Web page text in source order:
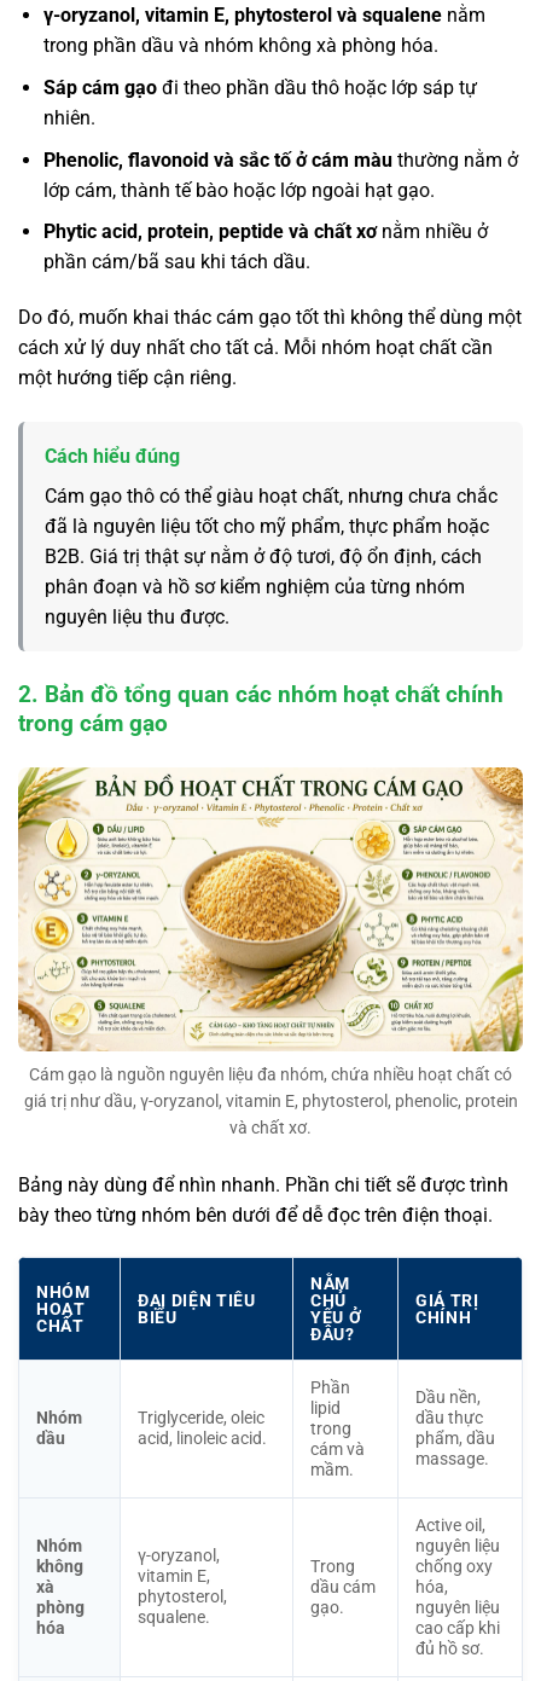
γ-oryzanol, vitamin E, phytosterol và squalenenằm
trong phần dầu và nhóm không xà phòng hóa.
Sáp cám gạođi theo phần dầu thô hoặc lớp sáp tự
nhiên.
Phenolic, flavonoid và sắc tố ở cám màuthường nằm ở
lớp cám, thành tế bào hoặc lớp ngoài hạt gạo.
Phytic acid, protein, peptide và chất xơnằm nhiều ở
phần cám/bã sau khi tách dầu.
Do đó, muốn khai thác cám gạo tốt thì không thể dùng một
cách xử lý duy nhất cho tất cả. Mỗi nhóm hoạt chất cần
một hướng tiếp cận riêng.
Cách hiểu đúng
Cám gạo thô có thể giàu hoạt chất, nhưng chưa chắc
đã là nguyên liệu tốt cho mỹ phẩm, thực phẩm hoặc
B2B. Giá trị thật sự nằm ở độ tươi, độ ổn định, cách
phân đoạn và hồ sơ kiểm nghiệm của từng nhóm
nguyên liệu thu được.
2. Bản đồ tổng quan các nhóm hoạt chất chính
trong cám gạo
Cám gạo là nguồn nguyên liệu đa nhóm, chứa nhiều hoạt chất có
giá trị như dầu, γ-oryzanol, vitamin E, phytosterol, phenolic, protein
và chất xơ.
Bảng này dùng để nhìn nhanh. Phần chi tiết sẽ được trình
bày theo từng nhóm bên dưới để dễ đọc trên điện thoại.
NHÓM
HOẠT
CHẤT
ĐẠI DIỆN TIÊU
BIỂU
NẰM
CHỦ
YẾU Ở
ĐÂU?
GIÁ TRỊ
CHÍNH
Nhóm
dầu
Triglyceride, oleic
acid, linoleic acid.
Phần
lipid
trong
cám và
mầm.
Dầu nền,
dầu thực
phẩm, dầu
massage.
Nhóm
không
xà
phòng
hóa
γ-oryzanol,
vitamin E,
phytosterol,
squalene.
Trong
dầu cám
gạo.
Active oil,
nguyên liệu
chống oxy
hóa,
nguyên liệu
cao cấp khi
đủ hồ sơ.